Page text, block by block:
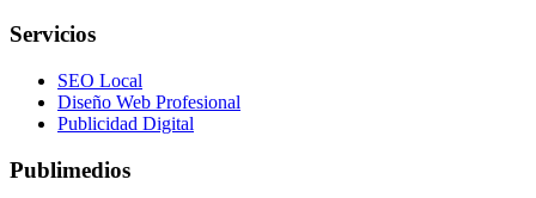
Servicios
SEO Local
Diseño Web Profesional
Publicidad Digital
Publimedios